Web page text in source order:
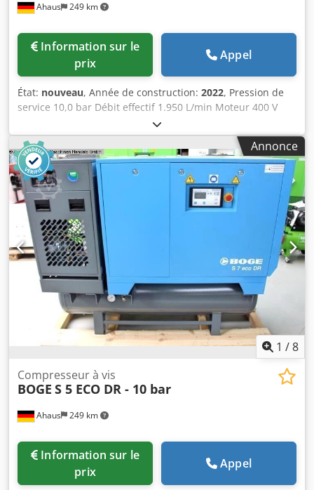
Ahaus 249 km
prix
Appel
État: nouveau, Année de construction: 2022, Pression de
service 10,0 bar Débit effectif 1.950 L/min Moteur 400 V
Capacité de la cuve 250 litres Poids de la machine env. 467
kg Puissance totale requise 15,0 kW Dimensions L-l-H 1915
x 650 x 1640 mm Machine d'exposition / jamais mise en
service Nouvelle gamme BOGE SOLID Crodpfx Aow U U
Sceqqsf Prix catalogue : 13.576 euros / prix spécial sur
demande Fabriqué en Allemagne Équipement : - Avec cuve
et sécheur / immédiatement opérationnelle - Commande
par microprocesseur SOLID base control - Capteur de
pression réseau - Système d'entraînement par courroie -
Basse température d'air comprimé grâce à un
refroidisseur final performant - Réservoir d'air comprimé
horizontal sous la machine - Sécheur d'air comprimé
frigorifique inclus * Fonctionnement entièrement
automatique avec pré- et post-filtre (montés) (également
disponible en 7,5 bar)
Annonce
1 /8
Ahaus 249 km
Compresseur à vis
BOGE S 5 ECO DR - 10 bar
prix
Appel